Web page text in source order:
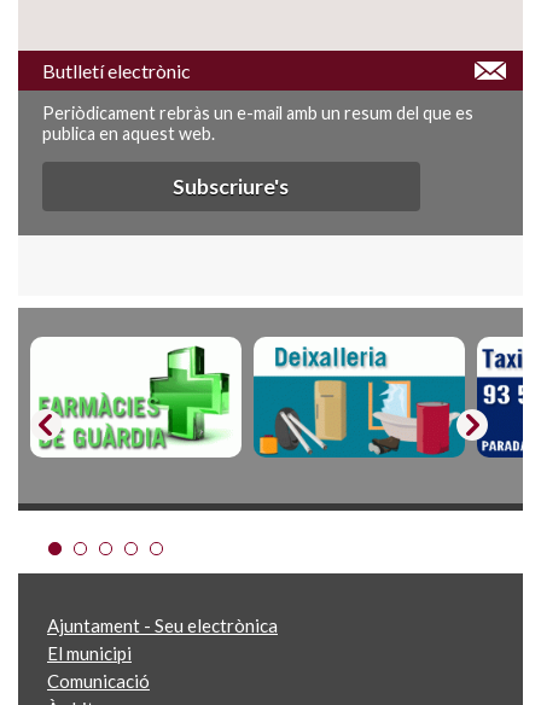
Butlletí electrònic
Periòdicament rebràs un e-mail amb un resum del que es
publica en aquest web.
Subscriure's
Ajuntament - Seu electrònica
El municipi
Comunicació